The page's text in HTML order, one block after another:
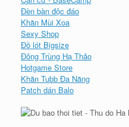
Đèn bàn độc đáo
Khăn Mùi Xoa
Sexy Shop
Đồ lót Bigsize
Đông Trùng Hạ Thảo
Hotgame Store
Khăn Tubb Đa Năng
Patch dán Balo